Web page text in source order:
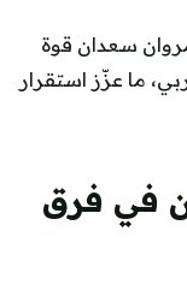
سعدان قوة
ما عزّز استقرار
في فرق